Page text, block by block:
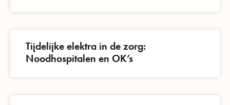
Tijdelijke elektra in de zorg:
Noodhospitalen en OK’s